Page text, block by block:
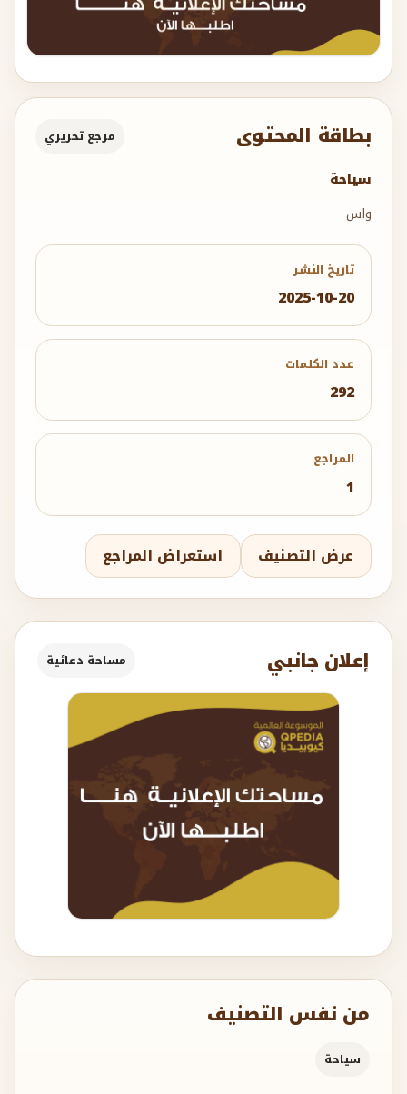
بطاقة المحتوى مرجع تحريري
سياحة
واس
تاريخ النشر
2025-10-20
عدد الكلمات
292
المراجع
1
عرض التصنيف استعراض المراجع
إعلان جانبي مساحة دعائية
من نفس التصنيف
سياحة